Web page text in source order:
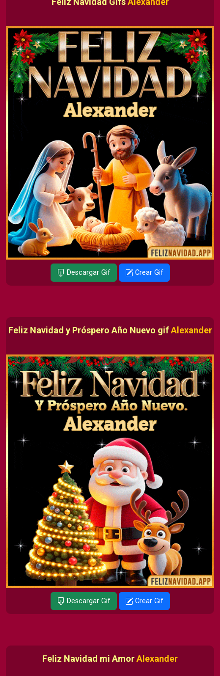
Descargar Gif Crear Gif
Feliz Navidad y Próspero Año Nuevo gifAlexander
Descargar Gif Crear Gif
Feliz Navidad mi AmorAlexander